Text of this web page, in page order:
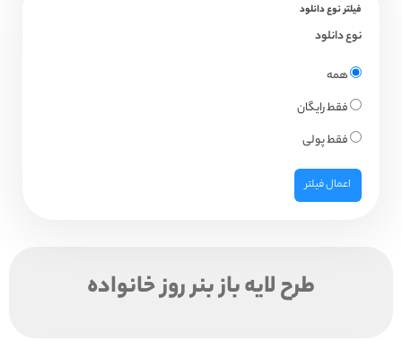
فیلتر نوع دانلود
نوع دانلود
همه
فقط رایگان
فقط پولی
اعمال فیلتر
طرح لایه باز بنر روز خانواده